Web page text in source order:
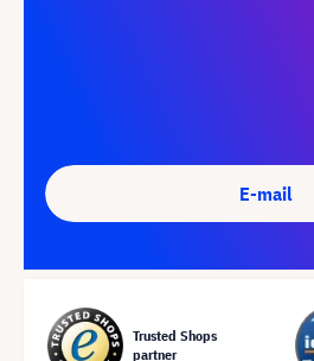
E-mail
Trusted Shops
partner